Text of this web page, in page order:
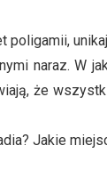
naraz. W
że
Jakie